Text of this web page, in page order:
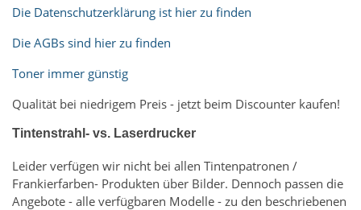
Die Datenschutzerklärung ist hier zu finden
Die AGBs sind hier zu finden
Toner immer günstig
Qualität bei niedrigem Preis - jetzt beim Discounter kaufen!
Tintenstrahl- vs. Laserdrucker
Leider verfügen wir nicht bei allen Tintenpatronen /
Frankierfarben- Produkten über Bilder. Dennoch passen die
Angebote - alle verfügbaren Modelle - zu den beschriebenen